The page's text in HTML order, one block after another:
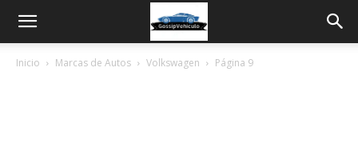
Inicio Marcas de Autos Volkswagen Página 9